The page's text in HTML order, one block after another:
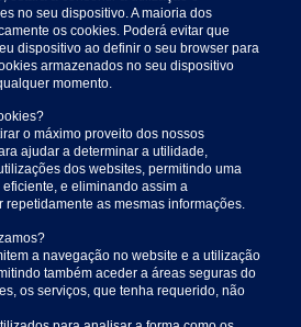
no seu dispositivo. A maioria dos
os cookies. Poderá evitar que
dispositivo ao definir o seu browser para
armazenados no seu dispositivo
momento.
o máximo proveito dos nossos
ajudar a determinar a utilidade,
dos websites, permitindo uma
e eliminando assim a
as mesmas informações.
a navegação no website e a utilização
também aceder a áreas seguras do
os serviços, que tenha requerido, não